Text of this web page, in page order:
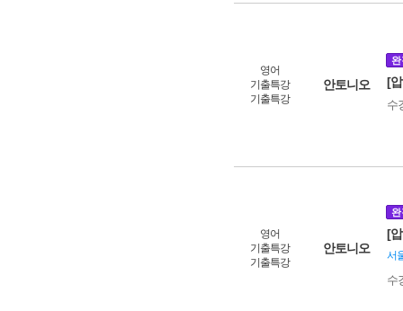
영어
기출특강
기출특강
안토니오
완
[
수
영어
기출특강
기출특강
안토니오
완
[
서
수